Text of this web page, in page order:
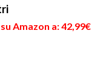
Amazon a: 42,99€